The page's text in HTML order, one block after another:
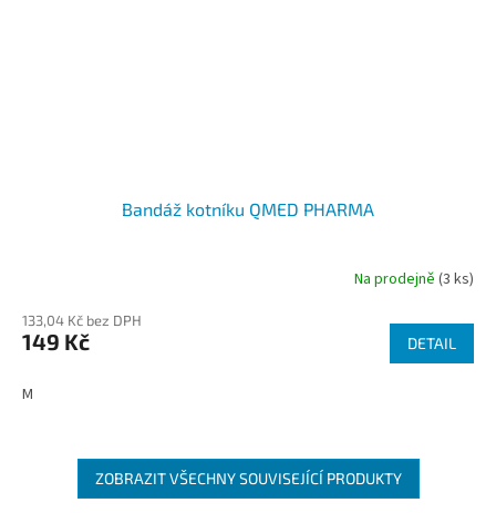
Bandáž kotníku QMED PHARMA
Na prodejně (3 ks)
133,04 Kč bez DPH
149 Kč DETAIL
M
ZOBRAZIT VŠECHNY SOUVISEJÍCÍ PRODUKTY